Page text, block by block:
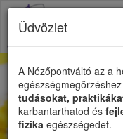
Üdvözlet
A Nézőpontváltó az a
egészségmegőrzéshez
tudásokat,
karbantarthatod és
fizika egészségedet.